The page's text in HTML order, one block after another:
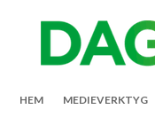
HEM MEDIEVERKTYG